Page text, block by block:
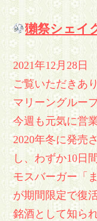
獺祭シェイ
2021年12月28日
ご覧いただきあ
マリーングルー
今週も元気に営
2020年冬に発売
し、わずか10日
モスバーガー「
が期間限定で復
銘酒として知ら